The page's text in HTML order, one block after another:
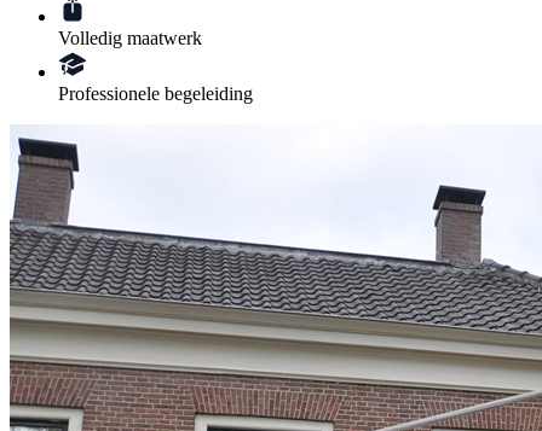
Volledig maatwerk
Professionele begeleiding